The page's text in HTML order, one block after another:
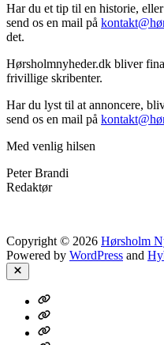
Har du et tip til en historie,
send os en mail på
det.
Hørsholmnyheder.dk bliver
frivillige skribenter.
Har du lyst til at annoncere,
send os en mail på
Med venlig hilsen
Peter Brandi
Redaktør
Copyright © 2026 Hørsholm
Powered by WordPress and
Close
Om
Kontakt
Nyheds-